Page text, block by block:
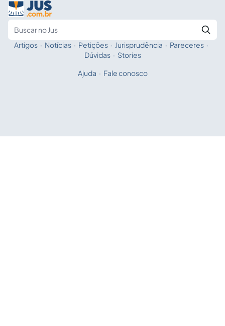
Fale com a IA
Artigos · Notícias · Petições · Jurisprudência · Pareceres ·
Dúvidas · Stories
Ajuda · Fale conosco